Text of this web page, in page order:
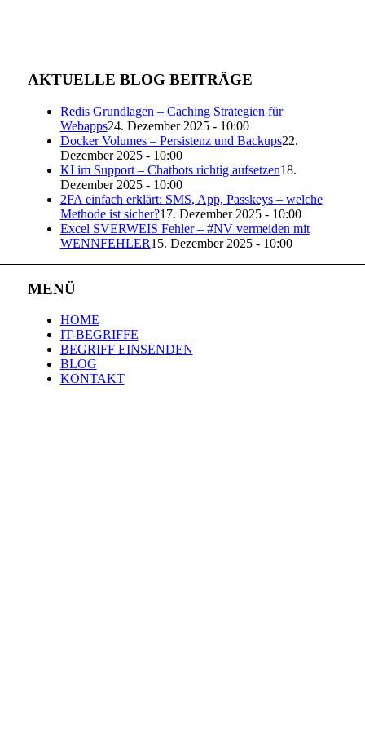
AKTUELLE BLOG BEITRÄGE
Redis Grundlagen – Caching Strategien für
Webapps24. Dezember 2025 - 10:00
Docker Volumes – Persistenz und Backups22.
Dezember 2025 - 10:00
KI im Support – Chatbots richtig aufsetzen18.
Dezember 2025 - 10:00
2FA einfach erklärt: SMS, App, Passkeys – welche
Methode ist sicher?17. Dezember 2025 - 10:00
Excel SVERWEIS Fehler – #NV vermeiden mit
WENNFEHLER15. Dezember 2025 - 10:00
MENÜ
HOME
IT-BEGRIFFE
BEGRIFF EINSENDEN
BLOG
KONTAKT